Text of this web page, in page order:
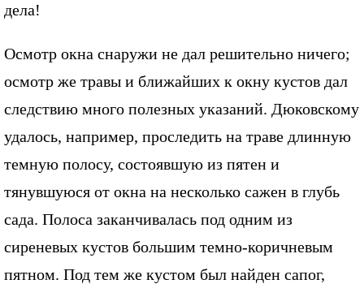
дела!
Осмотр окна снаружи не дал решительно ничего;
осмотр же травы и ближайших к окну кустов дал
следствию много полезных указаний. Дюковскому
удалось, например, проследить на траве длинную
темную полосу, состоявшую из пятен и
тянувшуюся от окна на несколько сажен в глубь
сада. Полоса заканчивалась под одним из
сиреневых кустов большим темно-коричневым
пятном. Под тем же кустом был найден сапог,